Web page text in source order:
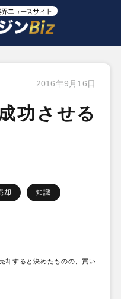
2016年9月16日
功させる
却 知識
却すると決めたものの、買い